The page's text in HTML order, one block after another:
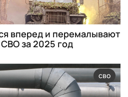
вперед и перемалывают
за 2025 год
сво